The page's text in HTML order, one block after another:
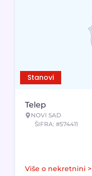
Stanovi
Telep
NOVI SAD
ŠIFRA: #574411
Više o nekretnini >